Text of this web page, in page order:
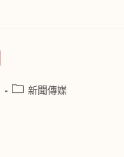
新聞傳媒